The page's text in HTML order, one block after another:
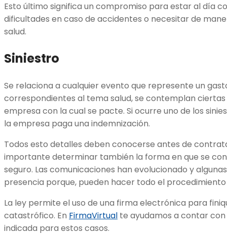
Esto último significa un compromiso para estar al día
dificultades en caso de accidentes o necesitar de
salud.
Siniestro
Se relaciona a cualquier evento que represente un
correspondientes al tema salud, se contemplan
empresa con la cual se pacte. Si ocurre uno de los
la empresa paga una indemnización.
Todos esto detalles deben conocerse antes de
importante determinar también la forma en que se
seguro. Las comunicaciones han evolucionado y
presencia porque, pueden hacer todo el
La ley permite el uso de una firma electrónica para
catastrófico. En FirmaVirtual te ayudamos a contar
indicada para estos casos.